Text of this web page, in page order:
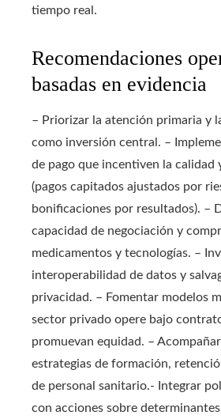
tiempo real.
Recomendaciones
basadas en evidencia
– Priorizar la atención primaria y
como inversión central. –
de pago que incentiven la calidad
(pagos capitados ajustados por
bonificaciones por resultados). –
capacidad de negociación y
medicamentos y tecnologías. –
interoperabilidad de datos y
privacidad. – Fomentar modelos
sector privado opere bajo
promuevan equidad. –
estrategias de formación,
de personal sanitario.- Integrar
con acciones sobre